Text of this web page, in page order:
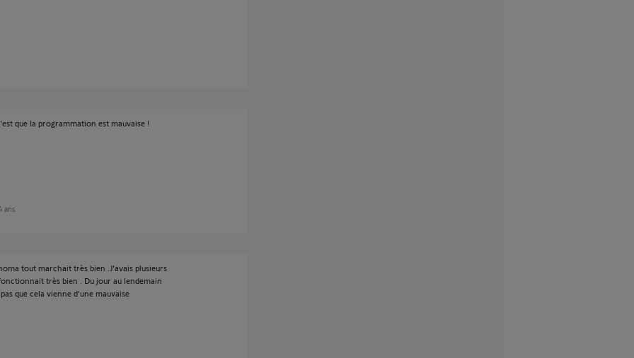
que la programmation est mauvaise !
ans
tout marchait très bien .J'avais plusieurs
très bien . Du jour au lendemain
que cela vienne d'une mauvaise